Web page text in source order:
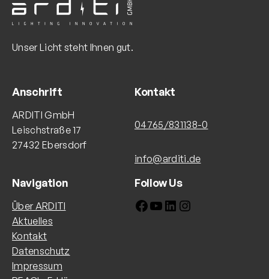
Unser Licht steht Ihnen gut.
Anschrift
ARDITI GmbH
Leischstraße 17
27432 Ebersdorf
Kontakt
04765/831138-0
info@arditi.de
Navigation
Über ARDITI
Aktuelles
Kontakt
Datenschutz
Impressum
Follow Us
Facebook YouTube LinkedIn Instagram